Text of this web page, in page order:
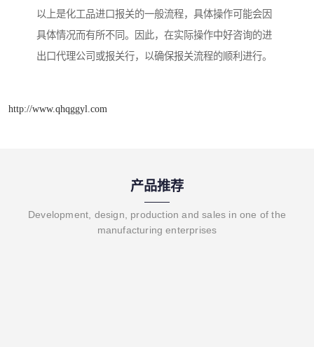
以上是化工品进口报关的一般流程，具体操作可能会因
具体情况而有所不同。因此，在实际操作中好咨询的进
出口代理公司或报关行，以确保报关流程的顺利进行。
http://www.qhqggyl.com
产品推荐
Development, design, production and sales in one of the
manufacturing enterprises